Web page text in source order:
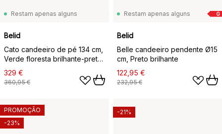
Restam apenas alguns
Belid
Cato candeeiro de pé 134 cm,
Verde floresta brilhante-preto
fosco
329 €
360,95 €
G
Restam apenas alguns
Belid
Belle candeeiro pendente Ø15
cm, Preto brilhante
122,95 €
232,95 €
PROMOÇÃO
-23%
-21%